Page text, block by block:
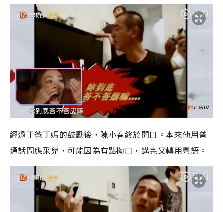
經過丁爸丁媽的鼓勵後，陳小春終於開口。本來他用普
通話問應采兒，可能因為有點拗口，講完又轉用粵語。